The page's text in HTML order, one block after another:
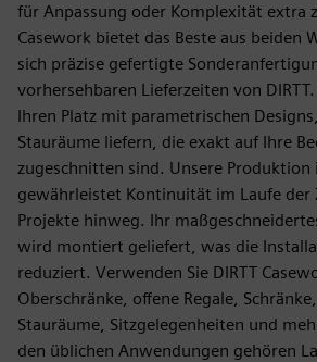
für Anpassung oder Komplexität extra
Casework bietet das Beste aus beiden
sich präzise gefertigte
vorhersehbaren Lieferzeiten von
Ihren Platz mit parametrischen
Stauräume liefern, die exakt auf Ihre
zugeschnitten sind. Unsere
gewährleistet Kontinuität im Laufe der
Projekte hinweg. Ihr
wird montiert geliefert, was die
reduziert. Verwenden Sie DIRTT
Oberschränke, offene Regale,
Stauräume, Sitzgelegenheiten und
den üblichen Anwendungen gehören